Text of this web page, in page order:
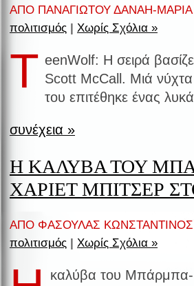
ΑΠΟ ΠΑΝΑΓΙΩΤΟΥ ΔΑΝΑΗ-ΜΑΡΙΑ
πολιτισμός | Χωρίς Σχόλια »
T eenWolf: Η σειρά
Scott McCall. Μιά
του επιτέθηκε ένας
συνέχεια »
Η ΚΑΛΥΒΑ ΤΟΥ
ΧΑΡΙΕΤ ΜΠΙΤΣΕΡ
ΑΠΟ ΦΑΣΟΥΛΑΣ ΚΩΝΣΤΑΝΤΙΝΟΣ
πολιτισμός | Χωρίς Σχόλια »
καλύβα του Μπάρμπα-